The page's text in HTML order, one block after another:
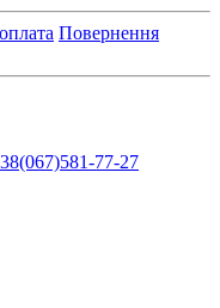
Повернення
77-27